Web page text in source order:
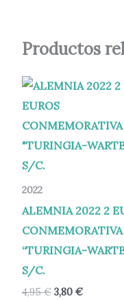
Productos
2022
ALEMNIA 2022 2
“TURINGIA-
S/C.
4,95€
El
precio
original
era:
4,95 €.
3,80 €
El
precio
es:
3,80 €.